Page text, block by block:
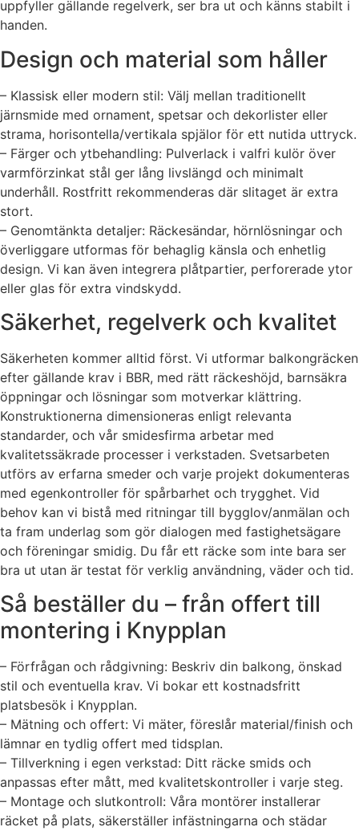
uppfyller gällande regelverk, ser bra ut och känns stabilt i
handen.
Design och material som håller
– Klassisk eller modern stil: Välj mellan traditionellt
järnsmide med ornament, spetsar och dekorlister eller
strama, horisontella/vertikala spjälor för ett nutida uttryck.
– Färger och ytbehandling: Pulverlack i valfri kulör över
varmförzinkat stål ger lång livslängd och minimalt
underhåll. Rostfritt rekommenderas där slitaget är extra
stort.
– Genomtänkta detaljer: Räckesändar, hörnlösningar och
överliggare utformas för behaglig känsla och enhetlig
design. Vi kan även integrera plåtpartier, perforerade ytor
eller glas för extra vindskydd.
Säkerhet, regelverk och kvalitet
Säkerheten kommer alltid först. Vi utformar balkongräcken
efter gällande krav i BBR, med rätt räckeshöjd, barnsäkra
öppningar och lösningar som motverkar klättring.
Konstruktionerna dimensioneras enligt relevanta
standarder, och vår smidesfirma arbetar med
kvalitetssäkrade processer i verkstaden. Svetsarbeten
utförs av erfarna smeder och varje projekt dokumenteras
med egenkontroller för spårbarhet och trygghet. Vid
behov kan vi bistå med ritningar till bygglov/anmälan och
ta fram underlag som gör dialogen med fastighetsägare
och föreningar smidig. Du får ett räcke som inte bara ser
bra ut utan är testat för verklig användning, väder och tid.
Så beställer du – från offert till
montering i Knypplan
– Förfrågan och rådgivning: Beskriv din balkong, önskad
stil och eventuella krav. Vi bokar ett kostnadsfritt
platsbesök i Knypplan.
– Mätning och offert: Vi mäter, föreslår material/finish och
lämnar en tydlig offert med tidsplan.
– Tillverkning i egen verkstad: Ditt räcke smids och
anpassas efter mått, med kvalitetskontroller i varje steg.
– Montage och slutkontroll: Våra montörer installerar
räcket på plats, säkerställer infästningarna och städar